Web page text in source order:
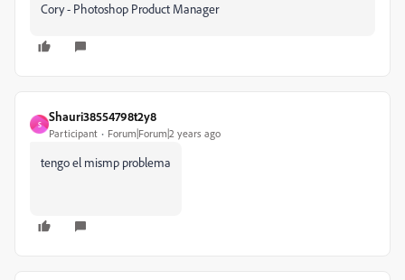
Cory - Photoshop Product Manager
S
Shauri38554798t2y8
Participant Forum|Forum|2 years ago
tengo el mismp problema